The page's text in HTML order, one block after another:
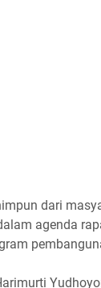
dari
agenda